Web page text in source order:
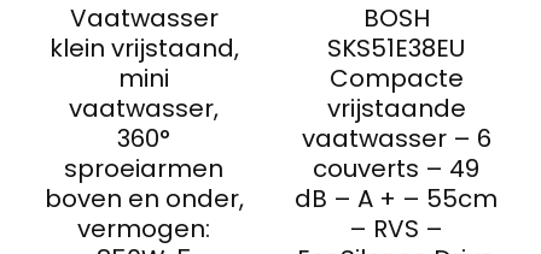
Vaatwasser
klein vrijstaand,
mini
vaatwasser,
360°
sproeiarmen
boven en onder,
vermogen:
BOSH
SKS51E38EU
Compacte
vrijstaande
vaatwasser – 6
couverts – 49
dB – A + – 55cm
– RVS –